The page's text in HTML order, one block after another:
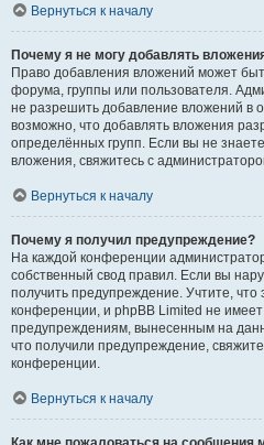
Вернуться к началу
Почему я не могу добавлять
Право добавления вложений может
форума, группы или пользователя.
не разрешить добавление вложений в
возможно, что добавлять вложения
определённых групп. Если вы не
вложения, свяжитесь с
Вернуться к началу
Почему я получил предупреждение?
На каждой конференции
собственный свод правил. Если вы
получить предупреждение. Учтите,
конференции, и phpBB Limited не имеет
предупреждениям, вынесенным на
что получили предупреждение,
конференции.
Вернуться к началу